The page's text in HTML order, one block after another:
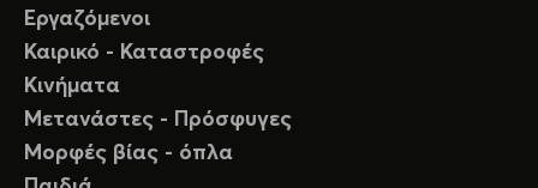
Εργαζόμενοι
Καιρικό - Καταστροφές
Κινήματα
Μετανάστες - Πρόσφυγες
Μορφές βίας - όπλα